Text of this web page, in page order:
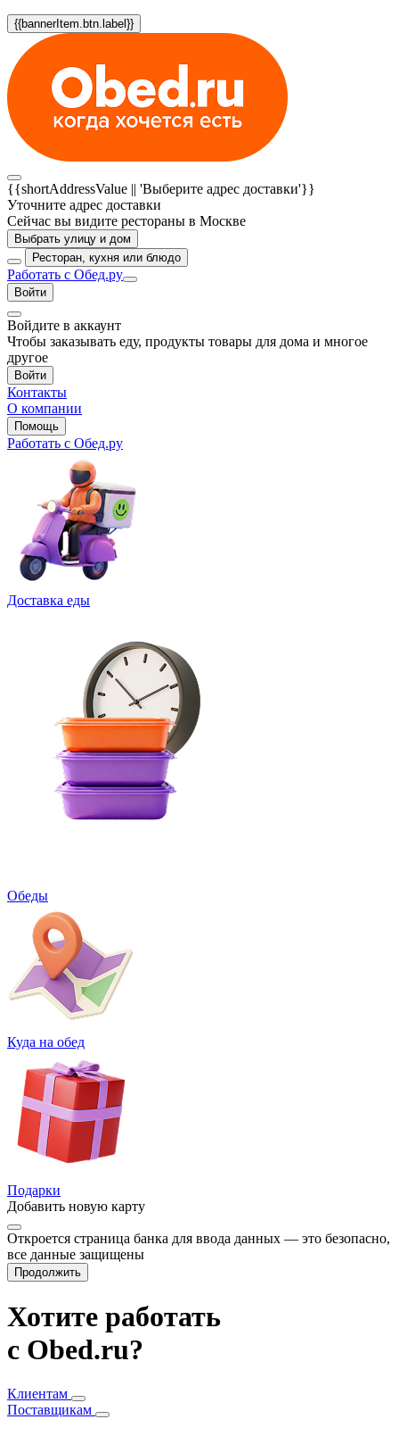
{{bannerItem.btn.label}}
{{shortAddressValue || 'Выберите адрес доставки'}}
Уточните адрес доставки
Сейчас вы видите рестораны в Москве
Выбрать улицу и дом
Ресторан, кухня или блюдо
Работать с Обед.ру
Войти
Войдите в аккаунт
Чтобы заказывать еду, продукты товары для дома и многое
другое
Войти
Контакты
О компании
Помощь
Работать с Обед.ру
Доставка еды
Обеды
Куда на обед
Подарки
Добавить новую карту
Откроется страница банка для ввода данных — это безопасно,
все данные защищены
Продолжить
Хотите работать
с Obed.ru?
Клиентам
Поставщикам